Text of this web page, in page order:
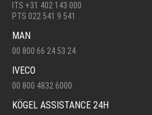
ITS +31 402 143 000
PTS 022 541 9 541
MAN
00 800 66 24 53 24
IVECO
00 800 4832 6000
KÖGEL ASSISTANCE 24H